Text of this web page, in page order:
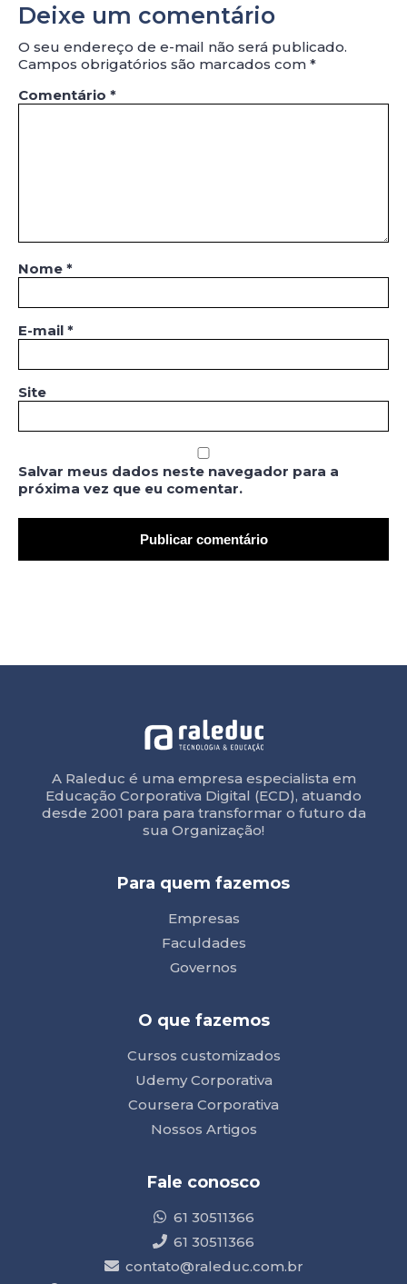
Deixe um comentário
O seu endereço de e-mail não será publicado.
Campos obrigatórios são marcados com *
Comentário *
Nome *
E-mail *
Site
Salvar meus dados neste navegador para a
próxima vez que eu comentar.
A Raleduc é uma empresa especialista em
Educação Corporativa Digital (ECD), atuando
desde 2001 para para transformar o futuro da
sua Organização!
Para quem fazemos
Empresas
Faculdades
Governos
O que fazemos
Cursos customizados
Udemy Corporativa
Coursera Corporativa
Nossos Artigos
Fale conosco
61 30511366
61 30511366
contato@raleduc.com.br